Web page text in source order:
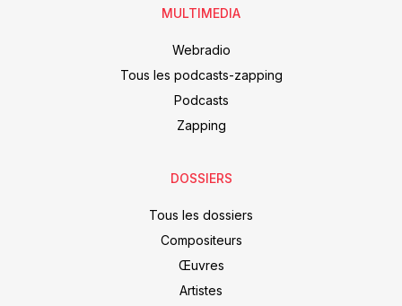
MULTIMEDIA
Webradio
Tous les podcasts-zapping
Podcasts
Zapping
DOSSIERS
Tous les dossiers
Compositeurs
Œuvres
Artistes